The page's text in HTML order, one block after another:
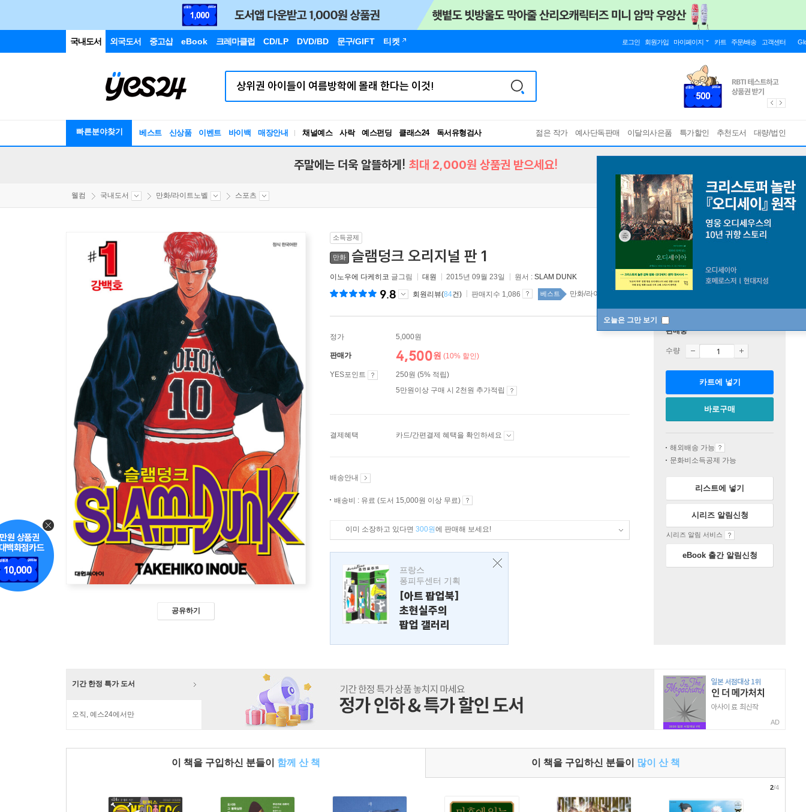
국내도서 외국도서 중고샵 eBook 크레마클럽 CD/LP DVD/BD 문구/GIFT 티켓 로그인 회원가입 마이페이지 카트 주문/배송 고객센터
빠른분야찾기 베스트 신상품 이벤트 바이백 매장안내 채널예스 사락 예스펀딩 클래스24
독서유형검사
RBTI Lab
젊은 작가 예사단독판매 이달의사은품 특가할인 추천도서 대량/법인
오늘은 그만 보기
주말에는 더욱 알뜰하게! 최대 2,000원 상품권 받으세요!
웰컴 국내도서 만화/라이트노벨 스포츠
공유하기
소득공제
만화 슬램덩크 오리지널 판 1
이노우에 다케히코 글그림 대원 2015년 09월 23일 원서 : SLAM DUNK
9.8 회원리뷰(84건) 판매지수 1,086 베스트 만화/라이트노벨 top100 3주
정가 5,000원
판매가 4,500원 (10% 할인)
YES포인트
250원 (5% 적립)
5만원이상 구매 시 2천원 추가적립
결제혜택 카드/간편결제 혜택을 확인하세요
배송안내
배송비 : 유료 (도서 15,000원 이상 무료)
이미 소장하고 있다면 300원에 판매해 보세요!
프랑스
퐁피두센터 기획
[아트 팝업북]
초현실주의
팝업 갤러리
판매중
수량
카트에 넣기
바로구매
해외배송 가능
문화비소득공제 가능
리스트에 넣기
시리즈 알림신청
시리즈 알림 서비스
eBook 출간 알림신청
기간 한정 특가 도서
오직, 예스24에서만
AD
이 책을 구입하신 분들이 함께 산 책 이 책을 구입하신 분들이 많이 산 책
2/4